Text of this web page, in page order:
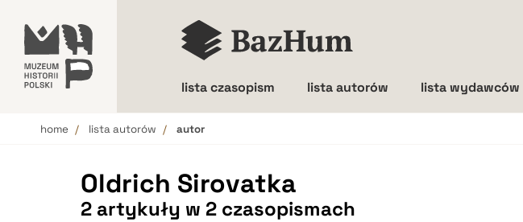
lista czasopism lista autorów lista wydawców
home lista autorów autor
Oldrich Sirovatka
2 artykuły w 2 czasopismach